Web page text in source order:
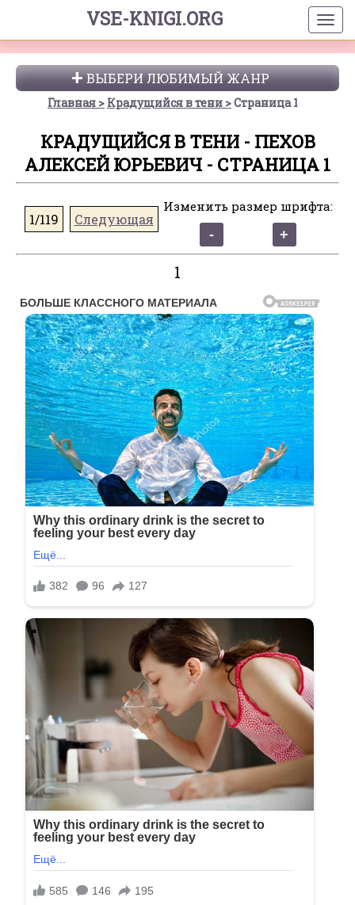
VSE-KNIGI.ORG
ВЫБЕРИ ЛЮБИМЫЙ ЖАНР
Главная Крадущийся в тени Страница 1
КРАДУЩИЙСЯ В ТЕНИ - ПЕХОВ
АЛЕКСЕЙ ЮРЬЕВИЧ - СТРАНИЦА 1
1/119 Следующая
Изменить размер шрифта:
1